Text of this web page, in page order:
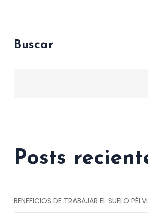
Buscar
Posts
BENEFICIOS DE TRABAJAR EL SUELO